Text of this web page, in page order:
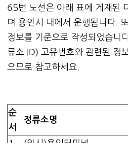
65번 노선은 아래 표에 게재된
며 용인시 내에서 운행됩니다.
정보를 기준으로 작성되었습니
류소 ID) 고유번호와 관련된 정
으므로 참고하세요.
순
서
정류소명